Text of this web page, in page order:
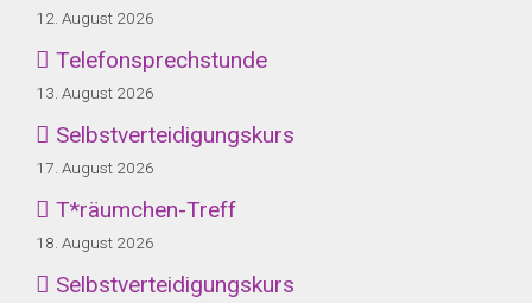
12. August 2026
Telefonsprechstunde
13. August 2026
Selbstverteidigungskurs
17. August 2026
T*räumchen-Treff
18. August 2026
Selbstverteidigungskurs